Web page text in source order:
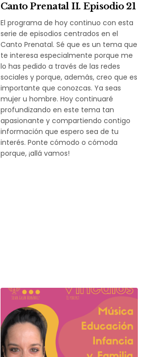
Canto Prenatal II. Episodio 21
El programa de hoy continuo con esta
serie de episodios centrados en el
Canto Prenatal. Sé que es un tema que
te interesa especialmente porque me
lo has pedido a través de las redes
sociales y porque, además, creo que es
importante que conozcas. Ya seas
mujer u hombre. Hoy continuaré
profundizando en este tema tan
apasionante y compartiendo contigo
información que espero sea de tu
interés. Ponte cómodo o cómoda
porque, ¡allá vamos!